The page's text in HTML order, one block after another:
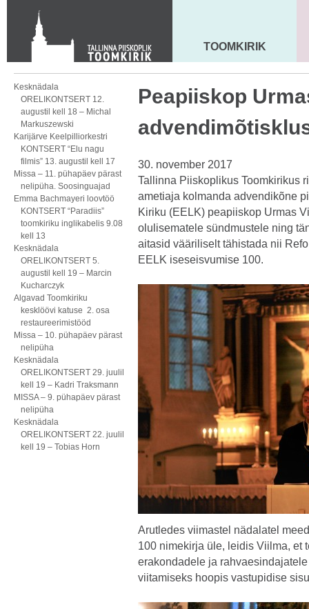
Toom-Kooli 6, 10130 TALLINN
tallinna.toom
+372 644 4140
MAARJA KIRIK
TOOMKIRIK
Kesknädala
ORELIKONTSERT 12.
augustil kell 18 – Michal
Markuszewski
Karijärve Keelpilliorkestri
KONTSERT “Elu nagu
filmis” 13. augustil kell 17
Missa – 11. pühapäev pärast
nelipüha. Soosinguajad
Emma Bachmayeri loovtöö
KONTSERT “Paradiis”
toomkiriku inglikabelis 9.08
kell 13
Kesknädala
ORELIKONTSERT 5.
augustil kell 19 – Marcin
Kucharczyk
Algavad Toomkiriku
kesklöövi katuse 2. osa
restaureerimistööd
Missa – 10. pühapäev pärast
nelipüha
Kesknädala
ORELIKONTSERT 29. juulil
kell 19 – Kadri Traksmann
MISSA – 9. pühapäev pärast
nelipüha
Kesknädala
ORELIKONTSERT 22. juulil
kell 19 – Tobias Horn
Peapiiskop
30. november 2017
Tallinna Piiskoplikus Toomkirikus
ametiaja kolmanda advendikõne
Kiriku (EELK) peapiiskop Urmas
olulisematele sündmustele ning
aitasid vääriliselt tähistada nii
EELK iseseisvumise 100.
Arutledes viimastel nädalatel
100 nimekirja üle, leidis Viilma, et
erakondadele ja
viitamiseks hoopis vastupidise